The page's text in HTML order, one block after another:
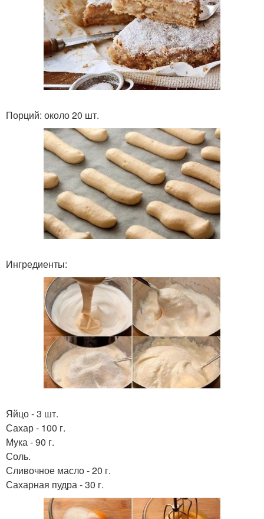
Порций: около 20 шт.
Ингредиенты:
Яйцо - 3 шт.
Сахар - 100 г.
Мука - 90 г.
Соль.
Сливочное масло - 20 г.
Сахарная пудра - 30 г.